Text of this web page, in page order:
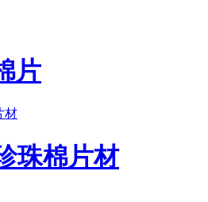
片
珠棉片材